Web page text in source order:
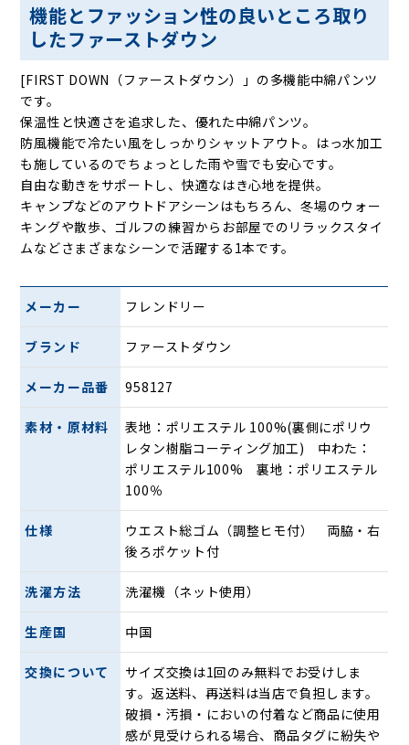
機能とファッション性の良いところ取り
したファーストダウン
[FIRST DOWN（ファーストダウン）」の多機能中綿パンツ
です。
保温性と快適さを追求した、優れた中綿パンツ。
防風機能で冷たい風をしっかりシャットアウト。はっ水加工
も施しているのでちょっとした雨や雪でも安心です。
自由な動きをサポートし、快適なはき心地を提供。
キャンプなどのアウトドアシーンはもちろん、冬場のウォー
キングや散歩、ゴルフの練習からお部屋でのリラックスタイ
ムなどさまざまなシーンで活躍する1本です。
メーカー フレンドリー
ブランド ファーストダウン
メーカー品番 958127
素材・原材料
表地：ポリエステル 100%(裏側にポリウ
レタン樹脂コーティング加工) 中わた：
ポリエステル100% 裏地：ポリエステル
100％
仕様
ウエスト総ゴム（調整ヒモ付） 両脇・右
後ろポケット付
洗濯方法 洗濯機（ネット使用）
生産国 中国
交換について
サイズ交換は1回のみ無料でお受けしま
す。返送料、再送料は当店で負担します。
破損・汚損・においの付着など商品に使用
感が見受けられる場合、商品タグに紛失や